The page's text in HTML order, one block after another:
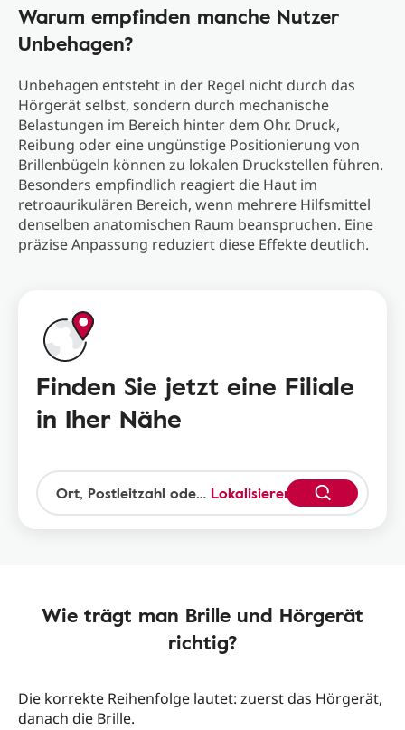
Warum empfinden manche Nutzer
Unbehagen?
Unbehagen entsteht in der Regel nicht durch das
Hörgerät selbst, sondern durch mechanische
Belastungen im Bereich hinter dem Ohr. Druck,
Reibung oder eine ungünstige Positionierung von
Brillenbügeln können zu lokalen Druckstellen führen.
Besonders empfindlich reagiert die Haut im
retroaurikulären Bereich, wenn mehrere Hilfsmittel
denselben anatomischen Raum beanspruchen. Eine
präzise Anpassung reduziert diese Effekte deutlich.
Finden Sie jetzt eine Filiale
in Iher Nähe
Lokalisieren
Wie trägt man Brille und Hörgerät
richtig?
Die korrekte Reihenfolge lautet: zuerst das Hörgerät,
danach die Brille.